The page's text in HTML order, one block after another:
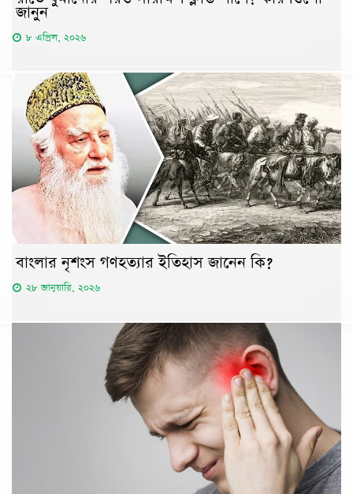
জানুন
৮ এপ্রিল, ২০২৬
বাংলার নৃশংস গণহত্যার ইতিহাস জানেন কি?
২৮ জানুয়ারি, ২০২৬